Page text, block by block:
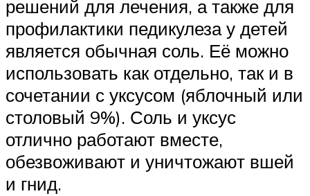
решений для лечения, а также для
профилактики педикулеза у детей
является обычная соль. Её можно
использовать как отдельно, так и в
сочетании с уксусом (яблочный или
столовый 9%). Соль и уксус
отлично работают вместе,
обезвоживают и уничтожают вшей
и гнид.